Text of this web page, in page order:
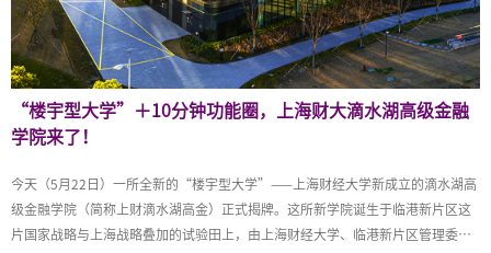
“楼宇型大学”＋10分钟功能圈，上海财大滴水湖高级金融
学院来了！
今天（5月22日）一所全新的“楼宇型大学”——上海财经大学新成立的滴水湖高
级金融学院（简称上财滴水湖高金）正式揭牌。这所新学院诞生于临港新片区这
片国家战略与上海战略叠加的试验田上，由上海财经大学、临港新片区管理委员